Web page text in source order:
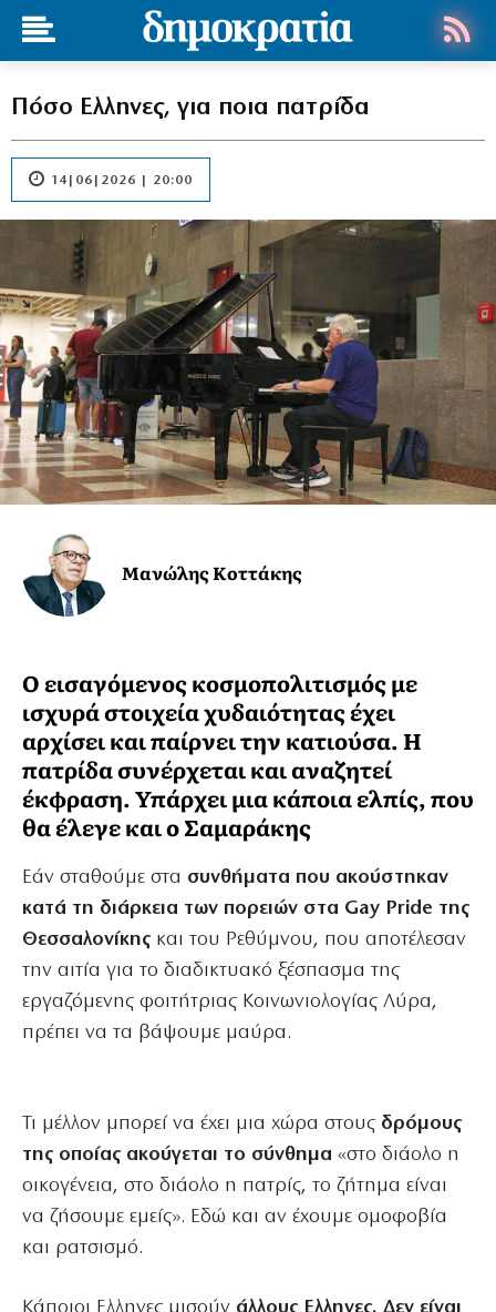
Πόσο Ελληνες, για ποια πατρίδα
14|06|2026 | 20:00
Μανώλης Κοττάκης
Ο εισαγόμενος κοσμοπολιτισμός με
ισχυρά στοιχεία χυδαιότητας έχει
αρχίσει και παίρνει την κατιούσα. Η
πατρίδα συνέρχεται και αναζητεί
έκφραση. Υπάρχει μια κάποια ελπίς, που
θα έλεγε και ο Σαμαράκης
Εάν σταθούμε στα συνθήματα που ακούστηκαν
κατά τη διάρκεια των πορειών στα Gay Pride της
Θεσσαλονίκης και του Ρεθύμνου, που αποτέλεσαν
την αιτία για το διαδικτυακό ξέσπασμα της
εργαζόμενης φοιτήτριας Κοινωνιολογίας Λύρα,
πρέπει να τα βάψουμε μαύρα.
Τι μέλλον μπορεί να έχει μια χώρα στουςδρόμους
της οποίας ακούγεται το σύνθημα «στο διάολο η
οικογένεια, στο διάολο η πατρίς, το ζήτημα είναι
να ζήσουμε εμείς». Εδώ και αν έχουμε ομοφοβία
και ρατσισμό.